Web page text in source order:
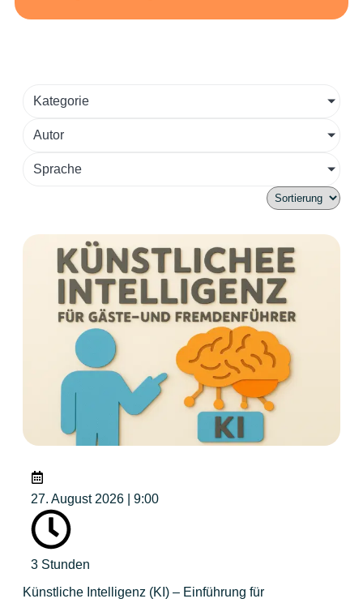
Kategorie
Autor
Sprache
27. August 2026 | 9:00
3 Stunden
Künstliche Intelligenz (KI) – Einführung für